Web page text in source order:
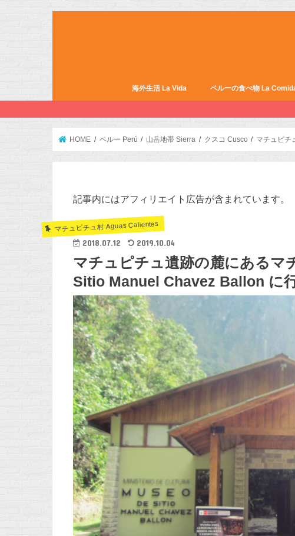
海外生活 La Vida ペルーの食べ物 La
HOME ペルー Perú 山岳地帯 Sierra クスコ Cusco マチュピチ
記事内にはアフィリエイト広告が含まれています。
マチュピチュ村 Aguas Calientes
2018.07.12 2019.10.04
マチュピチュ遺跡の麓にあるマ
Sitio Manuel Chavez Ballon に